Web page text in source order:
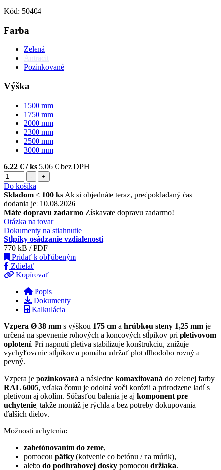
Kód: 50404
Farba
Zelená
Antracit
Pozinkované
Výška
1500 mm
1750 mm
2000 mm
2300 mm
2500 mm
3000 mm
6.22 € / ks 5.06 € bez DPH
- +
Do košíka
Skladom < 100 ks Ak si objednáte teraz, predpokladaný čas
dodania je: 10.08.2026
Máte dopravu zadarmo Získavate dopravu zadarmo!
Otázka na tovar
Dokumenty na stiahnutie
Stĺpiky osádzanie vzdialenosti
770 kB / PDF
Pridať k obľúbeným
Zdielať
Kopírovať
Popis
Dokumenty
Kalkulácia
Vzpera Ø 38 mm s výškou 175 cm a hrúbkou steny 1,25 mm je
určená na spevnenie rohových a koncových stĺpikov pri pletivovom
oplotení. Pri napnutí pletiva stabilizuje konštrukciu, znižuje
vychyľovanie stĺpikov a pomáha udržať plot dlhodobo rovný a
pevný.
Vzpera je pozinkovaná a následne komaxitovaná do zelenej farby
RAL 6005, vďaka čomu je odolná voči korózii a prirodzene ladí s
pletivom aj okolím. Súčasťou balenia je aj komponent pre
uchytenie, takže montáž je rýchla a bez potreby dokupovania
ďalších dielov.
Možnosti uchytenia:
zabetónovaním do zeme,
pomocou pätky (kotvenie do betónu / na múrik),
alebo do podhrabovej dosky pomocou držiaka.